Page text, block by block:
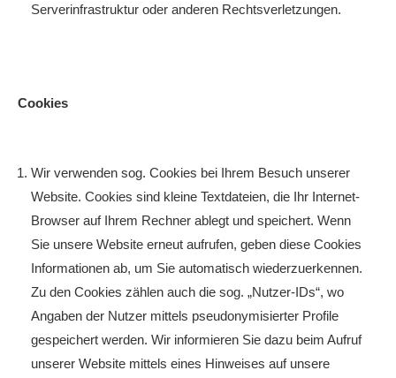
Serverinfrastruktur oder anderen Rechtsverletzungen.
Cookies
Wir verwenden sog. Cookies bei Ihrem Besuch unserer
Website. Cookies sind kleine Textdateien, die Ihr Internet-
Browser auf Ihrem Rechner ablegt und speichert. Wenn
Sie unsere Website erneut aufrufen, geben diese Cookies
Informationen ab, um Sie automatisch wiederzuerkennen.
Zu den Cookies zählen auch die sog. „Nutzer-IDs“, wo
Angaben der Nutzer mittels pseudonymisierter Profile
gespeichert werden. Wir informieren Sie dazu beim Aufruf
unserer Website mittels eines Hinweises auf unsere